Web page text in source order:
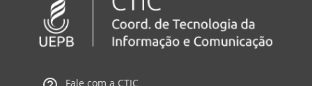
Fale com a CTIC